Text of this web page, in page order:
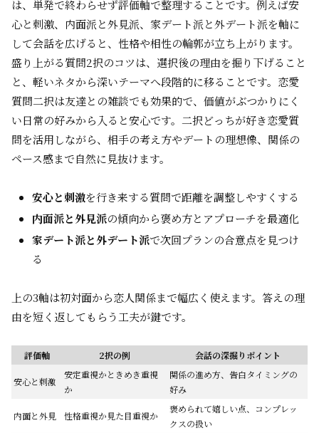
は、単発で終わらせず評価軸で整理することです。例えば安
心と刺激、内面派と外見派、家デート派と外デート派を軸に
して会話を広げると、性格や相性の輪郭が立ち上がります。
盛り上がる質問2択のコツは、選択後の理由を掘り下げること
と、軽いネタから深いテーマへ段階的に移ることです。恋愛
質問二択は友達との雑談でも効果的で、価値がぶつかりにく
い日常の好みから入ると安心です。二択どっちが好き恋愛質
問を活用しながら、相手の考え方やデートの理想像、関係の
ペース感まで自然に見抜けます。
安心と刺激を行き来する質問で距離を調整しやすくする
内面派と外見派の傾向から褒め方とアプローチを最適化
家デート派と外デート派で次回プランの合意点を見つけ
る
上の3軸は初対面から恋人関係まで幅広く使えます。答えの理
由を短く返してもらう工夫が鍵です。
評価軸 2択の例 会話の深掘りポイント
安心と刺激
安定重視かときめき重視
か
関係の進め方、告白タイミングの
好み
内面と外見 性格重視か見た目重視か
褒められて嬉しい点、コンプレッ
クスの扱い